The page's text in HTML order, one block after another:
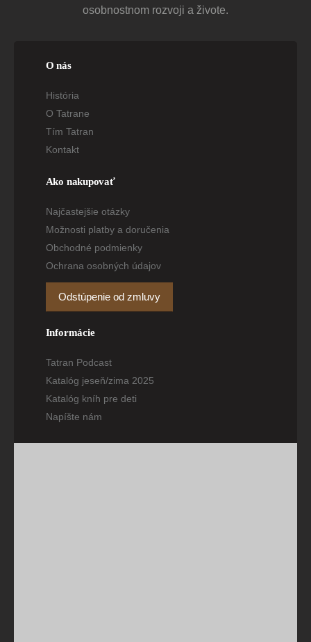
osobnostnom rozvoji a živote.
O nás
História
O Tatrane
Tím Tatran
Kontakt
Ako nakupovať
Najčastejšie otázky
Možnosti platby a doručenia
Obchodné podmienky
Ochrana osobných údajov
Odstúpenie od zmluvy
Informácie
Tatran Podcast
Katalóg jeseň/zima 2025
Katalóg kníh pre deti
Napíšte nám